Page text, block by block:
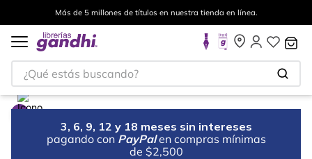
Más de 5 millones de títulos en nuestra tienda en línea.
¿Qué estás buscando?
3, 6, 9, 12 y 18 meses sin intereses
pagando con PayPal en compras mínimas
de $2,500